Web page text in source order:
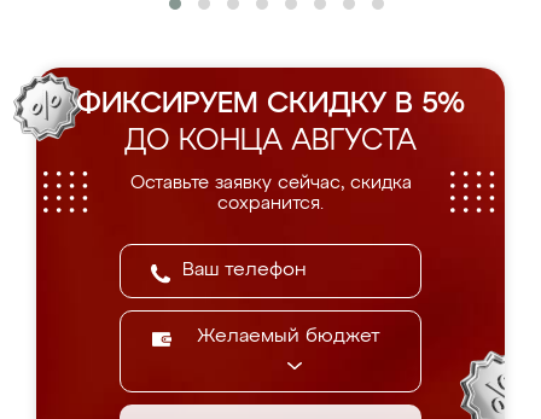
ФИКСИРУЕМ СКИДКУ В 5%
ДО КОНЦА АВГУСТА
Оставьте заявку сейчас, скидка
сохранится.
Желаемый бюджет